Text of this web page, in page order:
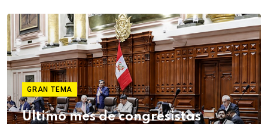
GRAN TEMA
Último mes de congresistas